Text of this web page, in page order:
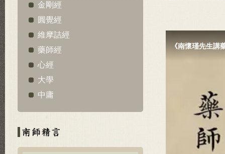
金剛經
圓覺經
維摩詰經
藥師經
心經
大學
中庸